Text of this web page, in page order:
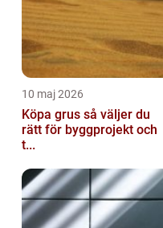
10 maj 2026
Köpa grus så väljer du
rätt för byggprojekt och
t...